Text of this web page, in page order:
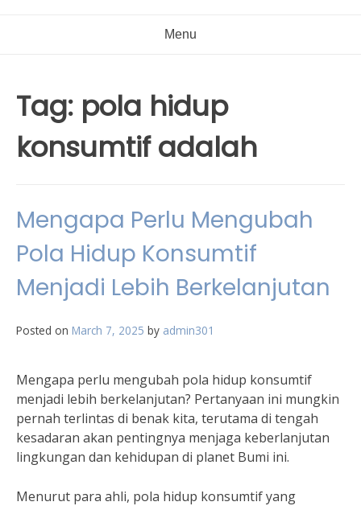
Menu
Tag: pola hidup
konsumtif adalah
Mengapa Perlu Mengubah
Pola Hidup Konsumtif
Menjadi Lebih Berkelanjutan
Posted on March 7, 2025 by admin301
Mengapa perlu mengubah pola hidup konsumtif
menjadi lebih berkelanjutan? Pertanyaan ini mungkin
pernah terlintas di benak kita, terutama di tengah
kesadaran akan pentingnya menjaga keberlanjutan
lingkungan dan kehidupan di planet Bumi ini.
Menurut para ahli, pola hidup konsumtif yang